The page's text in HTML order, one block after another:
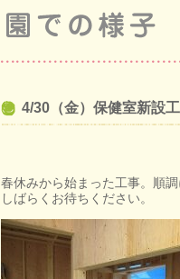
4/30（金）保健室新設
春休みから始まった工事。順
しばらくお待ちください。